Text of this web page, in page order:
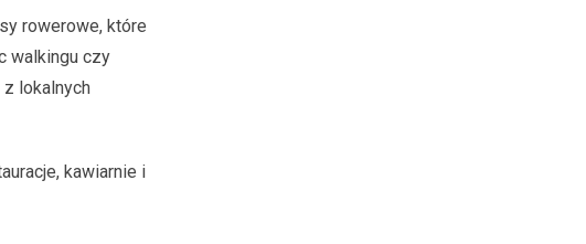
rowerowe, które
walkingu czy
lokalnych
kawiarnie i